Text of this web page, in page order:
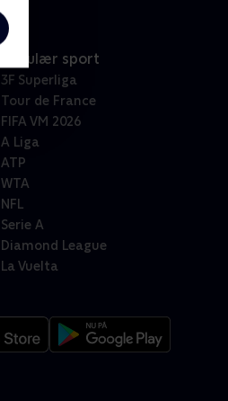
Populær sport
3F Superliga
Tour de France
FIFA VM 2026
A Liga
ATP
WTA
NFL
Serie A
Diamond League
La Vuelta